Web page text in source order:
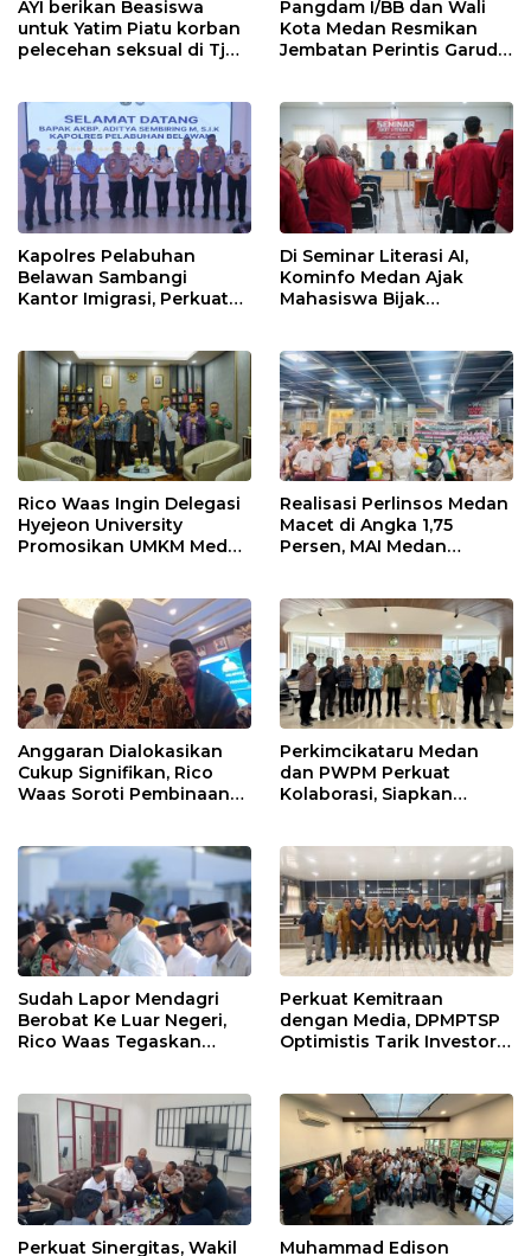
AYI berikan Beasiswa
untuk Yatim Piatu korban
pelecehan seksual di Tj
Pangdam I/BB dan Wali
Kota Medan Resmikan
Jembatan Perintis Garuda,
Maimun
Kapolres Pelabuhan
Belawan Sambangi
Kantor Imigrasi, Perkuat
Di Seminar Literasi AI,
Kominfo Medan Ajak
Mahasiswa Bijak
Rico Waas Ingin Delegasi
Hyejeon University
Promosikan UMKM Medan
Realisasi Perlinsos Medan
Macet di Angka 1,75
Persen, MAI Medan
Pemko
Anggaran Dialokasikan
Cukup Signifikan, Rico
Waas Soroti Pembinaan
Harian
Perkimcikataru Medan
dan PWPM Perkuat
Kolaborasi, Siapkan
Sudah Lapor Mendagri
Berobat Ke Luar Negeri,
Rico Waas Tegaskan
Perkuat Kemitraan
dengan Media, DPMPTSP
Optimistis Tarik Investor
Perkuat Sinergitas, Wakil
Muhammad Edison